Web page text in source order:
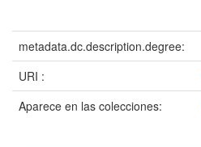
metadata.dc.description.degree:
URI :
Aparece en las colecciones: